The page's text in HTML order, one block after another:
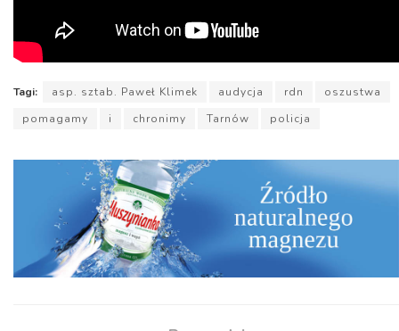
Tagi: asp. sztab. Paweł Klimek audycja rdn
oszustwa
pomagamy
i chronimy Tarnów policja